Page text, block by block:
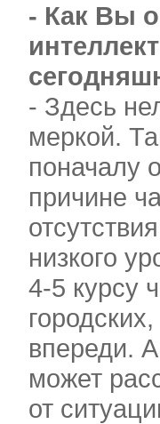
- Как Вы
- Здесь
меркой.
поначалу
причине
низкого
4-5 курсу
впереди.
может
от